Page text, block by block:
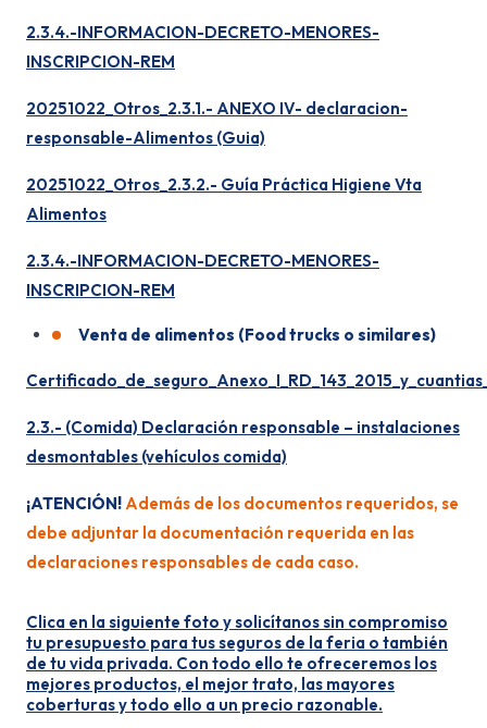
2.3.4.-INFORMACION-DECRETO-MENORES-
INSCRIPCION-REM
20251022_Otros_2.3.1.- ANEXO IV- declaracion-
responsable-Alimentos (Guia)
20251022_Otros_2.3.2.- Guía Práctica Higiene Vta
Alimentos
2.3.4.-INFORMACION-DECRETO-MENORES-
INSCRIPCION-REM
Venta de alimentos (Food trucks o similares)
2.3.- (Comida) Declaración responsable – instalaciones
desmontables (vehículos comida)
¡ATENCIÓN! Además de los documentos requeridos, se
debe adjuntar la documentación requerida en las
declaraciones responsables de cada caso.
Clica en la siguiente foto y solicítanos sin compromiso
tu presupuesto para tus seguros de la feria o también
de tu vida privada. Con todo ello te ofreceremos los
mejores productos, el mejor trato, las mayores
coberturas y todo ello a un precio razonable.